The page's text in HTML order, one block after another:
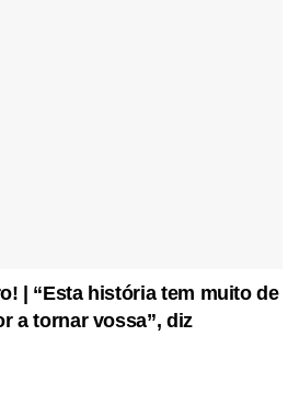
| “Esta história tem muito de
a tornar vossa”, diz